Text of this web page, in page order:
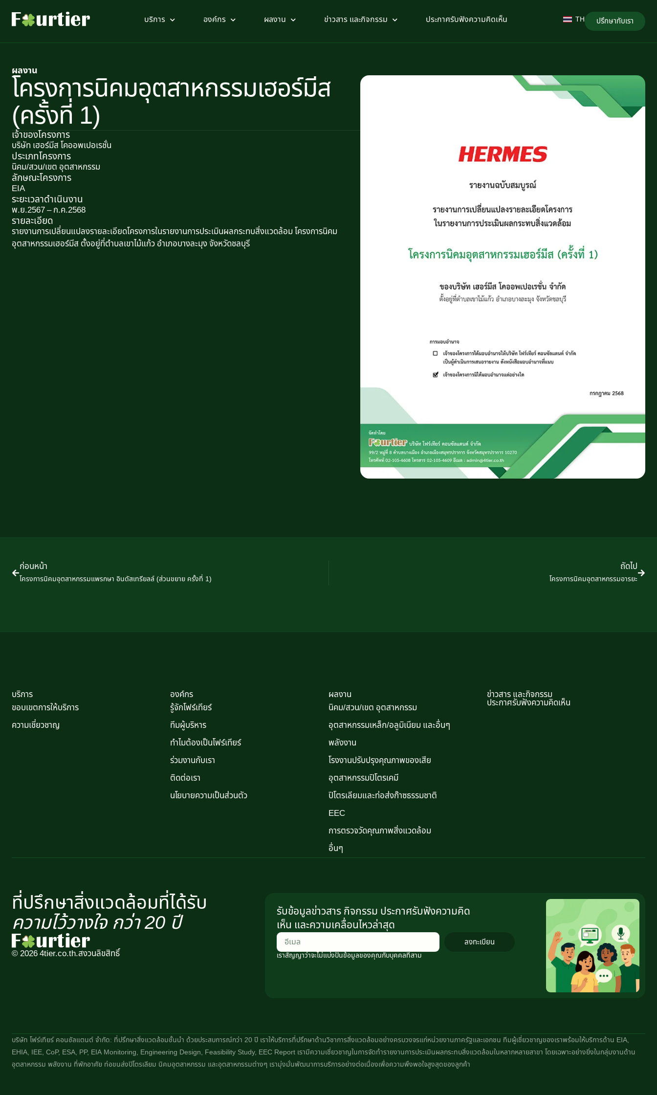
บริการ องค์กร ผลงาน ข่าวสาร และกิจกรรม ประกาศรับฟังความคิดเห็น TH ปรึกษากับเรา
ผลงาน
โครงการนิคมอุตสาหกรรมเฮอร์มีส
(ครั้งที่ 1)
เจ้าของโครงการ
บริษัท เฮอร์มีส โคออพเปอเรชั่น
ประเภทโครงการ
นิคม/สวน/เขต อุตสาหกรรม
ลักษณะโครงการ​
EIA
ระยะเวลาดำเนินงาน
พ.ย.2567 – ก.ค.2568
รายละเอียด
รายงานการเปลี่ยนแปลงรายละเอียดโครงการในรายงานการประเมินผลกระทบสิ่งแวดล้อม โครงการนิคม
อุตสาหกรรมเฮอร์มีส ตั้งอยู่ที่ตำบลเขาไม้แก้ว อำเภอบางละมุง จังหวัดชลบุรี
ก่อนหน้า
โครงการนิคมอุตสาหกรรมแพรกษา อินดัสเทรียลล์ (ส่วนขยาย ครั้งที่ 1)
ถัดไป
โครงการนิคมอุตสาหกรรมอารยะ
บริการ
ขอบเขตการให้บริการ
ความเชี่ยวชาญ
องค์กร
รู้จักโฟร์เทียร์
ทีมผู้บริหาร
ทำไมต้องเป็นโฟร์เทียร์
ร่วมงานกับเรา
ติดต่อเรา
นโยบายความเป็นส่วนตัว
ผลงาน
นิคม/สวน/เขต อุตสาหกรรม
อุตสาหกรรมเหล็ก/อลูมิเนียม และอื่นๆ
พลังงาน
โรงงานปรับปรุงคุณภาพของเสีย
อุตสาหกรรมปิโตรเคมี
ปิโตรเลียมและท่อส่งก๊าซธรรมชาติ
EEC
การตรวจวัดคุณภาพสิ่งแวดล้อม
อื่นๆ
ข่าวสาร และกิจกรรม
ประกาศรับฟังความคิดเห็น
ที่ปรึกษาสิ่งแวดล้อมที่ได้รับ
ความไว้วางใจ กว่า 20 ปี​
© 2026 4tier.co.th.สงวนลิขสิทธิ์
รับข้อมูลข่าวสาร กิจกรรม ประกาศรับฟังความคิด
เห็น และความเคลื่อนไหวล่าสุด
ลงทะเบียน
เราสัญญาว่าจะไม่แบ่งปันข้อมูลของคุณกับบุคคลที่สาม
บริษัท โฟร์เทียร์ คอนซัลแตนต์ จำกัด: ที่ปรึกษาสิ่งแวดล้อมชั้นนำ ด้วยประสบการณ์กว่า 20 ปี เราให้บริการที่ปรึกษาด้านวิชาการสิ่งแวดล้อมอย่างครบวงจรแก่หน่วยงานภาครัฐและเอกชน ทีมผู้เชี่ยวชาญของเราพร้อมให้บริการด้าน EIA,
EHIA, IEE, CoP, ESA, PP, EIA Monitoring, Engineering Design, Feasibility Study, EEC Report เรามีความเชี่ยวชาญในการจัดทำรายงานการประเมินผลกระทบสิ่งแวดล้อมในหลากหลายสาขา โดยเฉพาะอย่างยิ่งในกลุ่มงานด้าน
อุตสาหกรรม พลังงาน ที่พักอาศัย ท่อขนส่งปิโตรเลียม นิคมอุตสาหกรรม และอุตสาหกรรมต่างๆ เรามุ่งมั่นพัฒนาการบริการอย่างต่อเนื่องเพื่อความพึงพอใจสูงสุดของลูกค้า